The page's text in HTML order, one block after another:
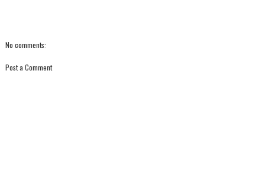
No comments:
Post a Comment